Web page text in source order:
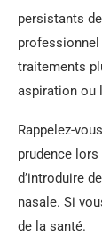
persistants
professionnel
traitements
aspiration ou
Rappelez-
prudence
d’introduire
nasale. Si
de la santé.